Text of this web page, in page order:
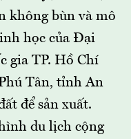
không bùn và mô
học của Đại
gia TP. Hồ Chí
Tân, tỉnh An
để sản xuất.
du lịch cộng